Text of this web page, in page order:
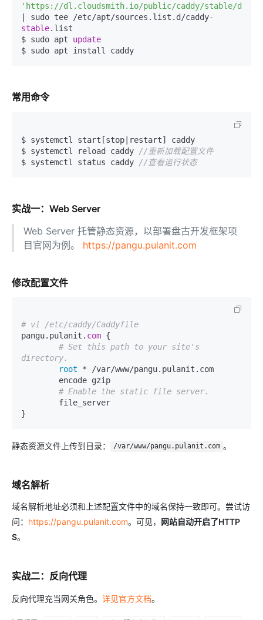
'https://dl.cloudsmith.io/public/caddy/stable/
| sudo tee /etc/apt/sources.list.d/caddy-
stable.list
$ sudo apt update
$ sudo apt install caddy
常用命令
$ systemctl start[stop|restart] caddy
$ systemctl reload caddy
//重新加载配置文件
$ systemctl status caddy
//查看运行状态
实战一：Web Server
Web Server 托管静态资源，以部署盘古开发框架项
目官网为例。 https://pangu.pulanit.com
修改配置文件
# vi /etc/caddy/Caddyfile
pangu.pulanit. com {
# Set this path to your site's
directory.
root * /var/www/pangu.pulanit.com
# Enable the static file server.
}
静态资源文件上传到目录： /var/www/pangu.pulanit.com 。
域名解析
域名解析地址必须和上述配置文件中的域名保持一致即可。尝试访
问： https://pangu.pulanit.com。可见， 网站自动开启了HTTP
S。
实战二：反向代理
反向代理充当网关角色。 详见官方文档。